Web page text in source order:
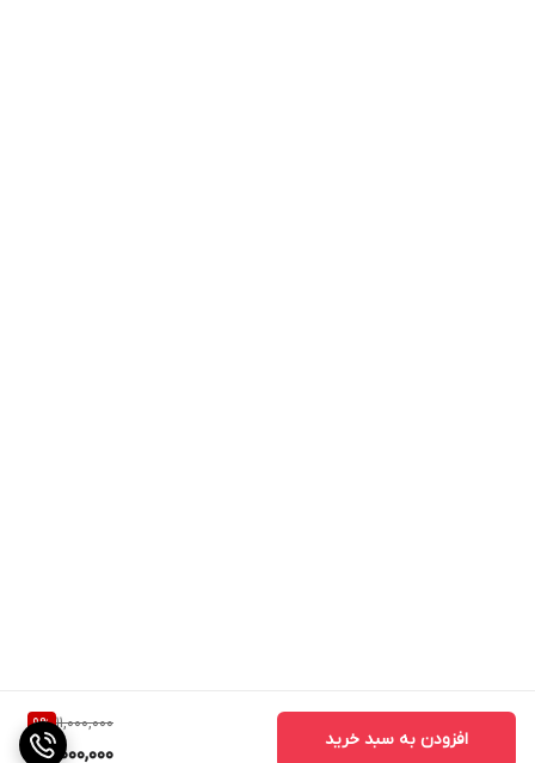
11,000,000
9%
10,000,000
افزودن به سبد خرید